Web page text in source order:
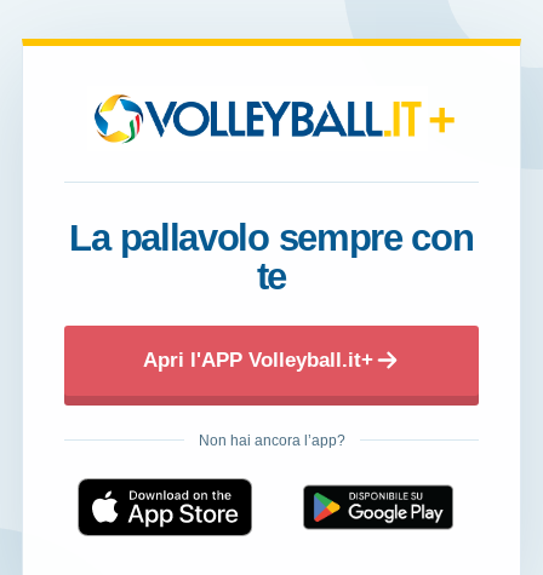
+
La pallavolo sempre con
te
Apri l'APP Volleyball.it+
Non hai ancora l’app?